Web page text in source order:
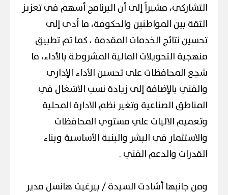
التشاركي، مشيراً إلى أن البرنامج أسهم في تعزيز
الثقة بين المواطنين والحكومة، ما أدى إلى
تحسين نتائج الخدمات المقدمة ، كما تم تطبيق
منهجية التحويلات المالية المشروطة بالأداء، ما
شجع المحافظات على تحسين الأداء الإداري
والفني بالإضافة إلى زيادة نسب الأشغال في
المناطق الصناعية وتغير نظم الادارة المحلية
وتعميم الاليات علي مستوي المحافظات
والاستثمار في البشر والبنية الأساسية وبناء
القدرات والدعم الفني .
ومن جانبها أشادت السيدة / بيرغيت هانسل مدير